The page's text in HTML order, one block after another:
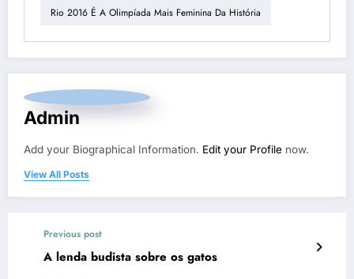
Rio 2016 É A Olimpíada Mais Feminina Da História
Admin
Add your Biographical Information. Edit your Profile now.
View All Posts
Previous post
A lenda budista sobre os gatos